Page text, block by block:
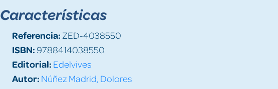
Características
Referencia: ZED-4038550
ISBN:9788414038550
Editorial: Edelvives
Autor: Núñez Madrid, Dolores